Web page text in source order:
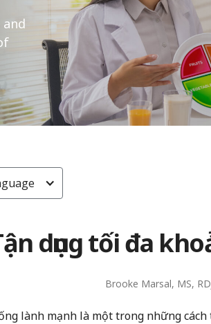
dụng tối đa
Brooke Marsal, MS, RD
lành mạnh là một trong những